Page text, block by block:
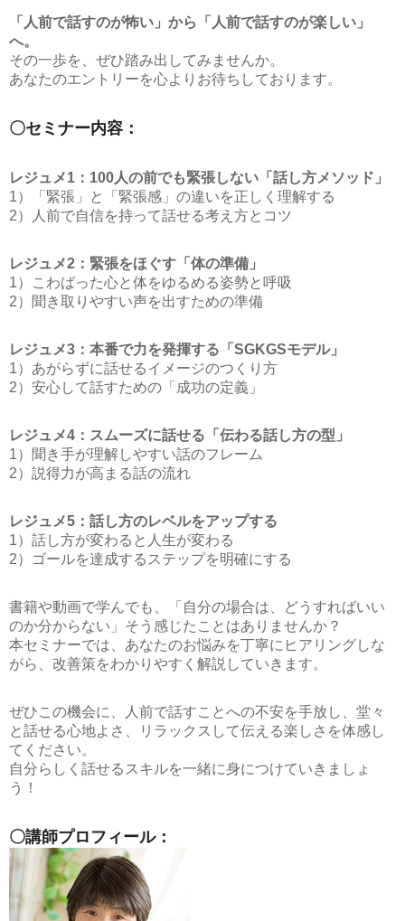
「人前で話すのが怖い」から「人前で話すのが楽しい」
へ。
その一歩を、ぜひ踏み出してみませんか。
あなたのエントリーを心よりお待ちしております。
〇セミナー内容：
レジュメ1：100人の前でも緊張しない「話し方メソッド」
1）「緊張」と「緊張感」の違いを正しく理解する
2）人前で自信を持って話せる考え方とコツ
レジュメ2：緊張をほぐす「体の準備」
1）こわばった心と体をゆるめる姿勢と呼吸
2）聞き取りやすい声を出すための準備
レジュメ3：本番で力を発揮する「SGKGSモデル」
1）あがらずに話せるイメージのつくり方
2）安心して話すための「成功の定義」
レジュメ4：スムーズに話せる「伝わる話し方の型」
1）聞き手が理解しやすい話のフレーム
2）説得力が高まる話の流れ
レジュメ5：話し方のレベルをアップする
1）話し方が変わると人生が変わる
2）ゴールを達成するステップを明確にする
書籍や動画で学んでも、「自分の場合は、どうすればいい
のか分からない」そう感じたことはありませんか？
本セミナーでは、あなたのお悩みを丁寧にヒアリングしな
がら、改善策をわかりやすく解説していきます。
ぜひこの機会に、人前で話すことへの不安を手放し、堂々
と話せる心地よさ、リラックスして伝える楽しさを体感し
てください。
自分らしく話せるスキルを一緒に身につけていきましょ
う！
〇講師プロフィール：